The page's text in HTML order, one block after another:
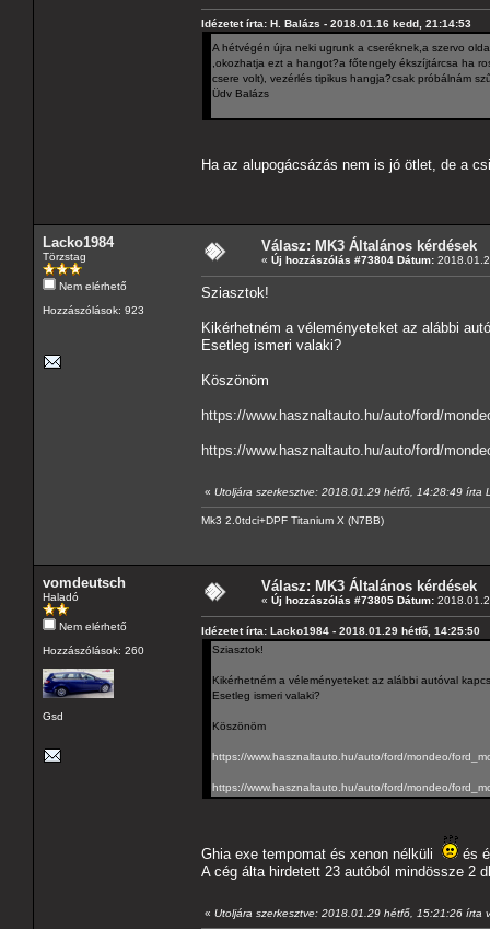
Idézetet írta: H. Balázs - 2018.01.16 kedd, 21:14:53
A hétvégén újra neki ugrunk a cseréknek,a szervo
,okozhatja ezt a hangot?a főtengely ékszíjtárcsa ha
csere volt), vezérlés tipikus hangja?csak próbálnám
Üdv Balázs
Ha az alupogácsázás nem is jó ötlet, de a
Lacko1984
Törzstag
Nem elérhető
Hozzászólások: 923
Válasz: MK3 Általános kérdések
« Új hozzászólás #73804 Dátum:
Sziasztok!
Kikérhetném a véleményeteket az alábbi
Esetleg ismeri valaki?
Köszönöm
https://www.hasznaltauto.hu/auto/ford/
https://www.hasznaltauto.hu/auto/ford/
« Utoljára szerkesztve: 2018.01.29 hétfő, 14:28:49 írta
Mk3 2.0tdci+DPF Titanium X (N7BB)
vomdeutsch
Haladó
Nem elérhető
Hozzászólások: 260
Gsd
Válasz: MK3 Általános kérdések
« Új hozzászólás #73805 Dátum:
Idézetet írta: Lacko1984 - 2018.01.29 hétfő, 14:25:50
Sziasztok!
Kikérhetném a véleményeteket az alábbi autóval
Esetleg ismeri valaki?
Köszönöm
https://www.hasznaltauto.hu/auto/ford/mondeo/
https://www.hasznaltauto.hu/auto/ford/mondeo/
Ghia exe tempomat és xenon nélküli
és
A cég álta hirdetett 23 autóból mindössze 2
« Utoljára szerkesztve: 2018.01.29 hétfő, 15:21:26 írta